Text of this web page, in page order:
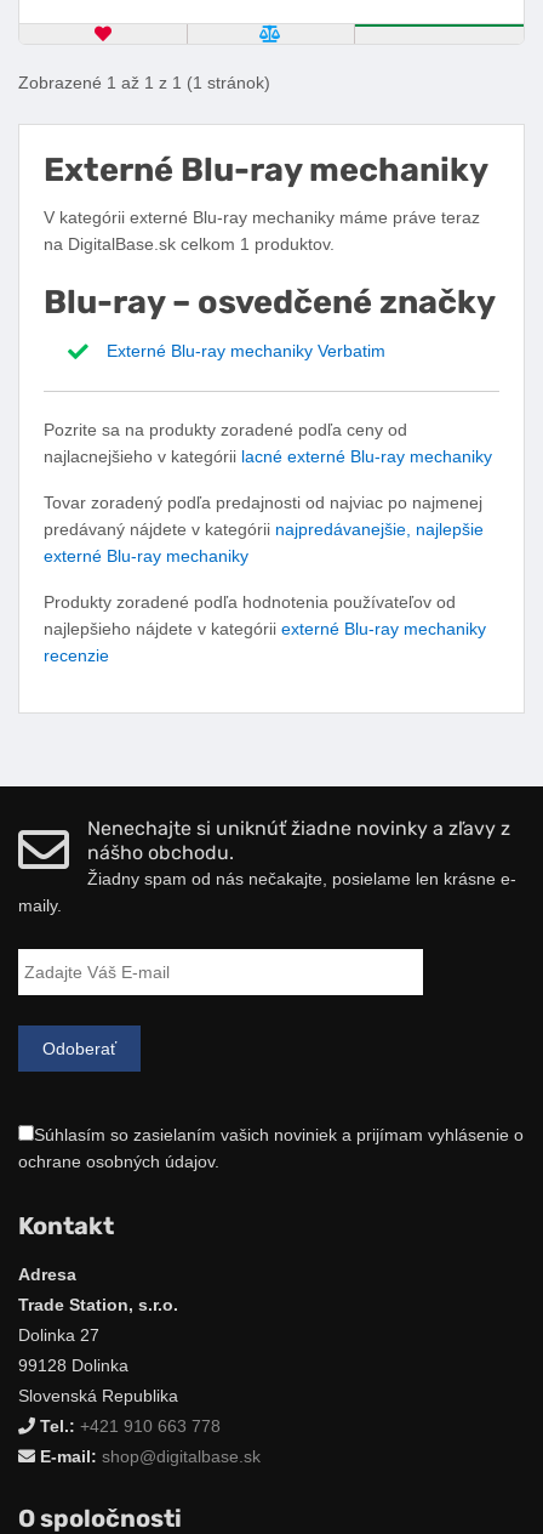
OBĽÚBENÝ PRODUKT POROVNAŤ PRODUKT
Zobrazené 1 až 1 z 1 (1 stránok)
Externé Blu-ray mechaniky
V kategórii externé Blu-ray mechaniky máme práve teraz
na DigitalBase.sk celkom 1 produktov.
Blu-ray – osvedčené značky
Externé Blu-ray mechaniky Verbatim
Pozrite sa na produkty zoradené podľa ceny od
najlacnejšieho v kategórii lacné externé Blu-ray mechaniky
Tovar zoradený podľa predajnosti od najviac po najmenej
predávaný nájdete v kategórii najpredávanejšie, najlepšie
externé Blu-ray mechaniky
Produkty zoradené podľa hodnotenia používateľov od
najlepšieho nájdete v kategórii externé Blu-ray mechaniky
recenzie
Nenechajte si uniknúť žiadne novinky a zľavy z
nášho obchodu.
Žiadny spam od nás nečakajte, posielame len krásne e-
maily.
Súhlasím so zasielaním vašich noviniek a prijímam vyhlásenie o
ochrane osobných údajov.
Kontakt
Adresa
Trade Station, s.r.o.
Dolinka 27
99128 Dolinka
Slovenská Republika
Tel.: +421 910 663 778
E-mail: shop@digitalbase.sk
O spoločnosti